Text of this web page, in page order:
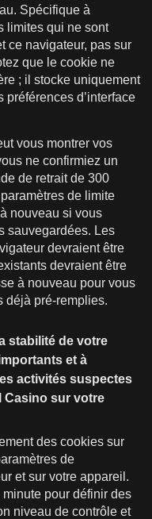
Spécifique à
limites qui ne sont
ce navigateur, pas sur
que le cookie ne
; il stocke uniquement
préférences d’interface
vous montrer vos
ne confirmiez un
de retrait de 300
de limite
nouveau si vous
sauvegardées. Les
devraient être
devraient être
à nouveau pour vous
déjà pré-remplies.
stabilité de votre
et à
activités suspectes
Casino sur votre
des cookies sur
de
et sur votre appareil.
pour définir des
niveau de contrôle et